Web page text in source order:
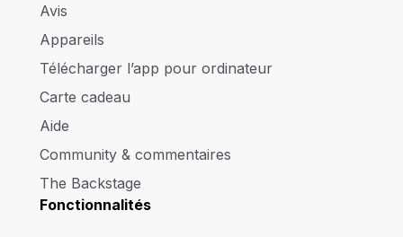
Avis
Appareils
Télécharger l’app pour ordinateur
Carte cadeau
Aide
Community & commentaires
The Backstage
Fonctionnalités